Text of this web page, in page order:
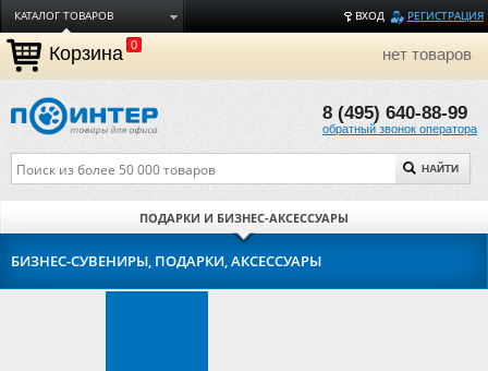
ВХОД РЕГИСТРАЦИЯ
КАТАЛОГ ТОВАРОВ
ДОСТАВКА
ОПЛАТА
ТОРГОВЫЕ МАРКИ
О КОМПАНИИ
Корзина 0 нет товаров
8 (495) 640-88-99
обратный звонок оператора
НАЙТИ
ПОДАРКИ И БИЗНЕС-АКСЕССУАРЫ
БИЗНЕС-СУВЕНИРЫ, ПОДАРКИ, АКСЕССУАРЫ